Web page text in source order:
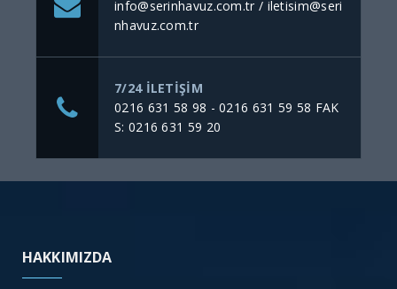
info@serinhavuz.com.tr / iletisim@seri
nhavuz.com.tr
7/24 ILETIŞIM
0216 631 58 98 - 0216 631 59 58 FAK
S: 0216 631 59 20
HAKKIMIZDA